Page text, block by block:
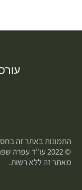
התמונות באתר זה
© 2022 עו"ד
מאתר זה ללא רשות.